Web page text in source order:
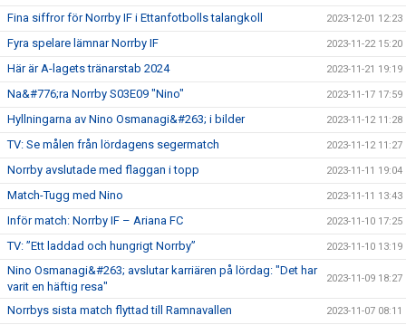
Fina siffror för Norrby IF i Ettanfotbolls talangkoll 2023-12-01 12:23
Fyra spelare lämnar Norrby IF 2023-11-22 15:20
Här är A-lagets tränarstab 2024 2023-11-21 19:19
Na&#776;ra Norrby S03E09 "Nino" 2023-11-17 17:59
Hyllningarna av Nino Osmanagi&#263; i bilder 2023-11-12 11:28
TV: Se målen från lördagens segermatch 2023-11-12 11:27
Norrby avslutade med flaggan i topp 2023-11-11 19:04
Match-Tugg med Nino 2023-11-11 13:43
Inför match: Norrby IF – Ariana FC 2023-11-10 17:25
TV: ”Ett laddad och hungrigt Norrby” 2023-11-10 13:19
Nino Osmanagi&#263; avslutar karriären på lördag: "Det har
varit en häftig resa"
2023-11-09 18:27
Norrbys sista match flyttad till Ramnavallen 2023-11-07 08:11